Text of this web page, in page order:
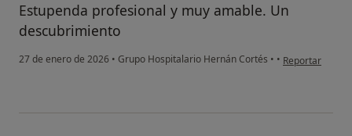
Estupenda profesional y muy amable. Un
descubrimiento
27 de enero de 2026 • Grupo Hospitalario Hernán Cortés • • en opinión del
Reportar
Continuar